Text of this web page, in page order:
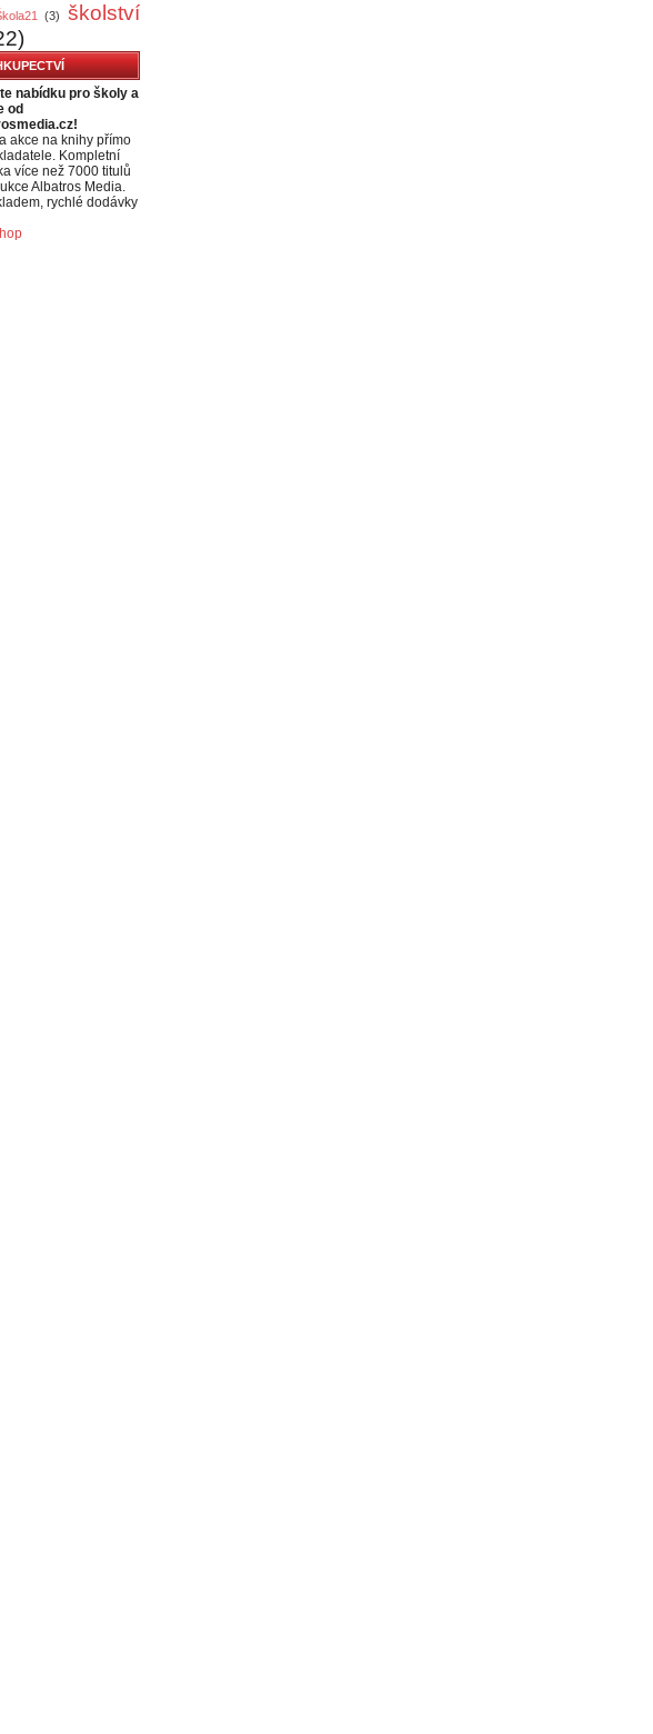
(3)
školství
nabídku pro školy a
od
akce na knihy přímo
Kompletní
více než 7000 titulů
Albatros Media.
rychlé dodávky